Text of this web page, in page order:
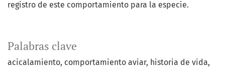
Palabras clave
acicalamiento comportamiento aviar historia de vida
registro de este comportamiento para la especie.